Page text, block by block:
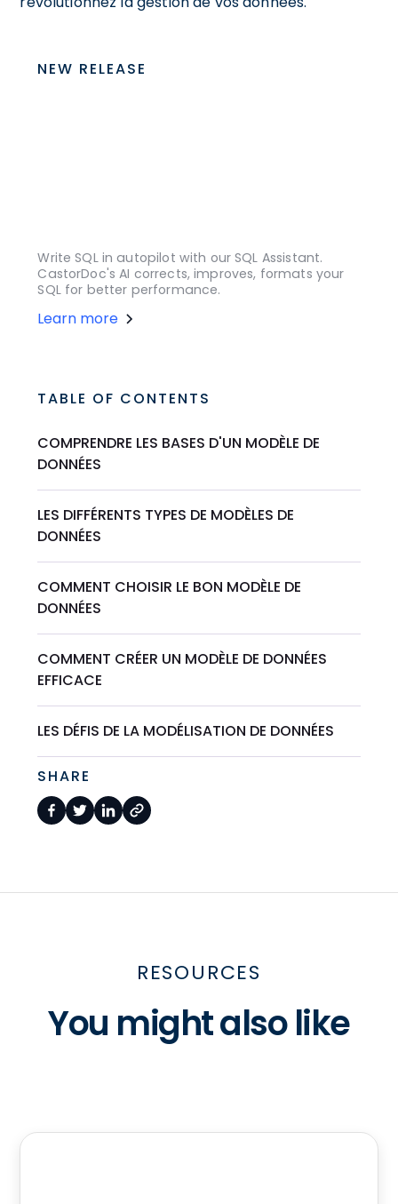
NEW RELEASE
Write SQL in autopilot with our SQL Assistant.
CastorDoc's AI corrects, improves, formats your
SQL for better performance.
Learn more
TABLE OF CONTENTS
COMPRENDRE LES BASES D'UN MODÈLE DE
DONNÉES
LES DIFFÉRENTS TYPES DE MODÈLES DE
DONNÉES
COMMENT CHOISIR LE BON MODÈLE DE
DONNÉES
COMMENT CRÉER UN MODÈLE DE DONNÉES
EFFICACE
LES DÉFIS DE LA MODÉLISATION DE DONNÉES
SHARE
RESOURCES
You might also like